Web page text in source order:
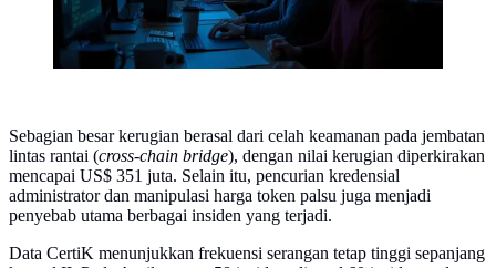
Sebagian besar kerugian berasal dari celah keamanan pada jembatan
lintas rantai (cross-chain bridge), dengan nilai kerugian diperkirakan
mencapai US$ 351 juta. Selain itu, pencurian kredensial
administrator dan manipulasi harga token palsu juga menjadi
penyebab utama berbagai insiden yang terjadi.
Data CertiK menunjukkan frekuensi serangan tetap tinggi sepanjang